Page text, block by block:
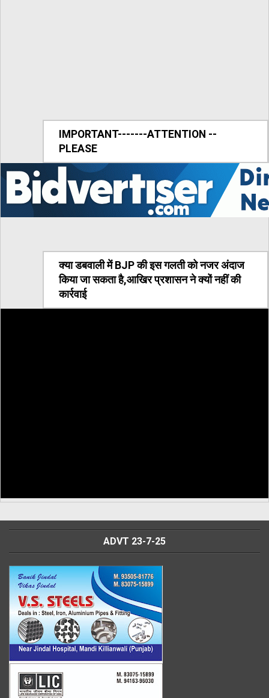
IMPORTANT-------ATTENTION --
PLEASE
क्या डबवाली में BJP की इस गलती को नजर अंदाज
किया जा सकता है,आखिर प्रशासन ने क्यों नहीं की
कार्रवाई
ADVT 23-7-25